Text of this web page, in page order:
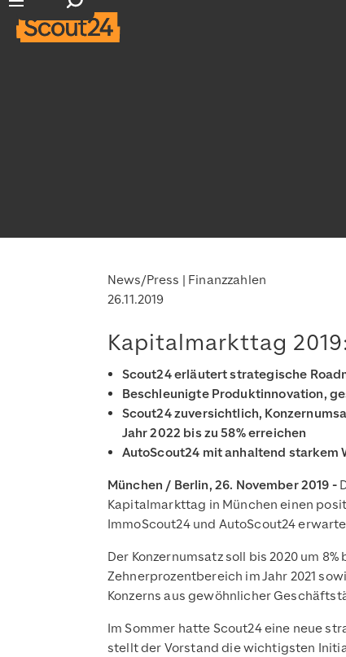
Hauptnavigation öffnen
Suchfeld öffnen
News/Press
Finanzzahlen
26.11.2019
Kapitalmarkttag
Scout24 erläutert strategische
Beschleunigte Produktinnovation,
Scout24 zuversichtlich,
Jahr 2022 bis zu 58% erreichen
AutoScout24 mit anhaltend
München / Berlin, 26. November 2019 -
Kapitalmarkttag in München einen
ImmoScout24 und AutoScout24
Der Konzernumsatz soll bis 2020 um
Zehnerprozentbereich im Jahr 2021
Konzerns aus gewöhnlicher
Im Sommer hatte Scout24 eine neue
stellt der Vorstand die wichtigsten